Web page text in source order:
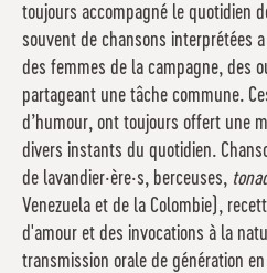
toujours accompagné le quotidien
souvent de chansons interprétées
des femmes de la campagne, des
partageant une tâche commune.
d’humour, ont toujours offert une
divers instants du quotidien.
de lavandier·ère·s, berceuses,
Venezuela et de la Colombie),
d'amour et des invocations à la
transmission orale de génération